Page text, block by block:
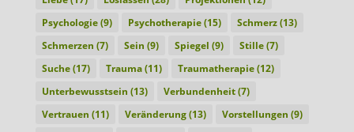
Psychologie(9) Psychotherapie(15) Schmerz(13)
Schmerzen (7) Sein (9) Spiegel (9) Stille(7)
Suche(17) Trauma(11) Traumatherapie(12)
Unterbewusstsein (13) Verbundenheit(7)
Vertrauen (11) Veränderung(13) Vorstellungen (9)